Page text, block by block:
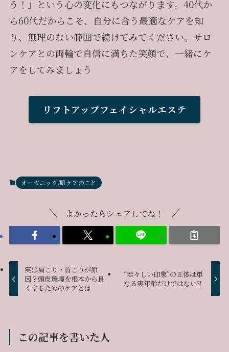
う！」という心の変化にもつながります。40代か
ら60代だからこそ、自分に合う最適なケアを知
り、無理のない範囲で続けてみてください。サロ
ンケアとの両輪で自信に満ちた笑顔で、一緒にケ
アをしてみましょう
リフトアップフェイシャルエステ
オーガニック/肌ケアのこと
よかったらシェアしてね！
実は肩こり・首こりが原
因？頭皮環境を根本から良
くするためのケアとは
“若々しい印象”の正体は単
なる実年齢だけではない⁈
この記事を書いた人